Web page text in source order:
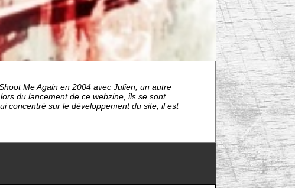
Me Again en 2004 avec Julien, un autre
du lancement de ce webzine, ils se sont
concentré sur le développement du site, il est